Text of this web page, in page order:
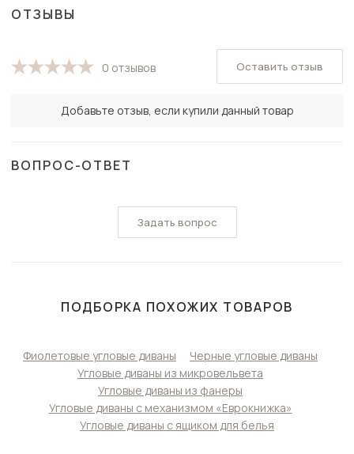
ОТЗЫВЫ
0 отзывов
Добавьте отзыв, если купили данный товар
Оставить отзыв
ВОПРОС-ОТВЕТ
Задать вопрос
ПОДБОРКА ПОХОЖИХ ТОВАРОВ
Фиолетовые угловые диваны
Черные угловые диваны
Угловые диваны из микровельвета
Угловые диваны из фанеры
Угловые диваны с механизмом «Еврокнижка»
Угловые диваны с ящиком для белья